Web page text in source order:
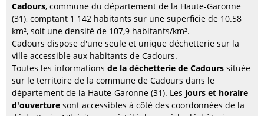
Cadours, commune du département de la Haute-Garonne
(31), comptant 1 142 habitants sur une superficie de 10.58
km², soit une densité de 107,9 habitants/km².
Cadours dispose d'une seule et unique déchetterie sur la
ville accessible aux habitants de Cadours.
Toutes les informations de la déchetterie de Cadours située
sur le territoire de la commune de Cadours dans le
département de la Haute-Garonne (31). Les jours et horaire
d'ouverture sont accessibles à côté des coordonnées de la